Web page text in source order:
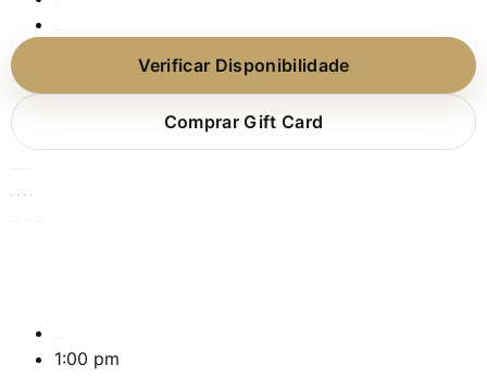
Verificar Disponibilidade
Comprar Gift Card
1:00 pm